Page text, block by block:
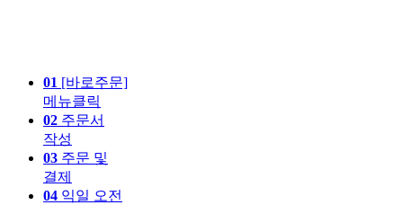
01 [바로주문]
메뉴클릭
02 주문서
작성
03 주문 및
결제
04 익일 오전